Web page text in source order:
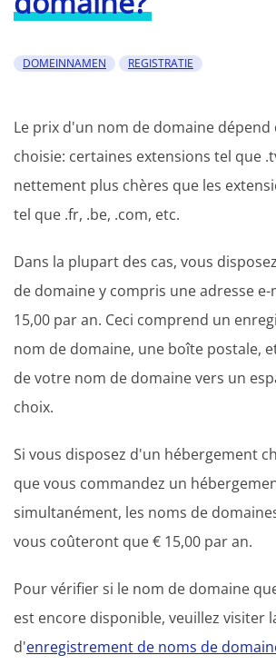
DOMEINNAMEN REGISTRATIE
Le prix d'un nom de domaine dépend
choisie: certaines extensions tel que
nettement plus chères que les
tel que .fr, .be, .com, etc.
Dans la plupart des cas, vous
de domaine y compris une adresse
15,00 par an. Ceci comprend un
nom de domaine, une boîte postale,
de votre nom de domaine vers un
choix.
Si vous disposez d'un hébergement
que vous commandez un
simultanément, les noms de
vous coûteront que € 15,00 par an.
Pour vérifier si le nom de domaine
est encore disponible, veuillez visiter
d'enregistrement de noms de